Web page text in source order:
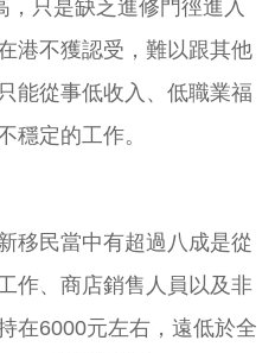
，只是缺乏進修門徑進入
港不獲認受，難以跟其他
能從事低收入、低職業福
穩定的工作。
移民當中有超過八成是從
作、商店銷售人員以及非
在6000元左右，遠低於全